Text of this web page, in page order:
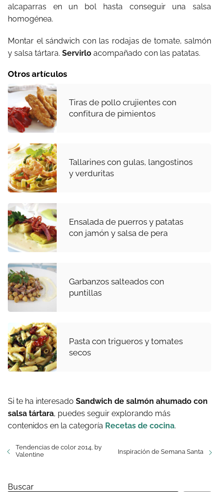
alcaparras en un bol hasta conseguir una salsa
homogénea.
Montar el sándwich con las rodajas de tomate, salmón
y salsa tártara. Servirlo acompañado con las patatas.
Otros artículos
Tiras de pollo crujientes con
confitura de pimientos
Tallarines con gulas, langostinos
y verduritas
Ensalada de puerros y patatas
con jamón y salsa de pera
Garbanzos salteados con
puntillas
Pasta con trigueros y tomates
secos
Si te ha interesado Sandwich de salmón ahumado con
salsa tártara, puedes seguir explorando más
contenidos en la categoría Recetas de cocina.
Tendencias de color 2014, by
Valentine
Inspiración de Semana Santa
Buscar